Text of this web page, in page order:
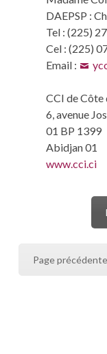
DAEPSP :
Tel : (225)
Cel : (225)
Email :
CCI de Côte
6, avenue
01 BP 1399
Abidjan 01
www.cci.ci
Page précédente